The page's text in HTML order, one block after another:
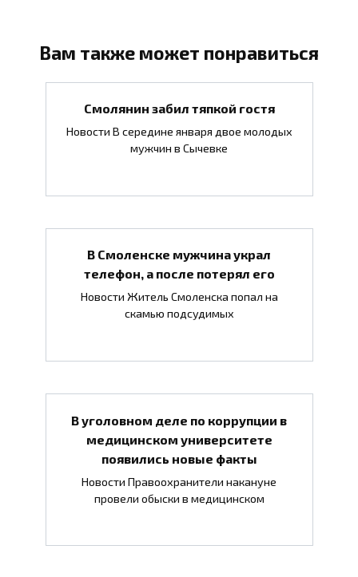
Вам также может понравиться
Смолянин забил тяпкой гостя
Новости В середине января двое молодых
мужчин в Сычевке
В Смоленске мужчина украл
телефон, а после потерял его
Новости Житель Смоленска попал на
скамью подсудимых
В уголовном деле по коррупции в
медицинском университете
появились новые факты
Новости Правоохранители накануне
провели обыски в медицинском